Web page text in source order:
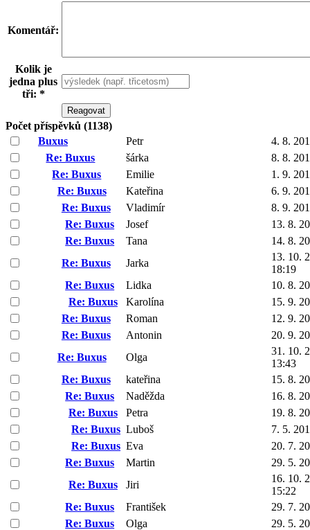
Komentář:
Kolik je
jedna plus
tři: *
Počet příspěvků (1138)
Buxus
Petr
4. 8.
Re: Buxus
šárka
8. 8.
Re: Buxus
Emilie
1. 9.
Re: Buxus
Kateřina
6. 9.
Re: Buxus
Vladimír
8. 9.
Re: Buxus
Josef
13. 8.
Re: Buxus
Tana
14. 8.
Re: Buxus
Jarka
13. 10.
18:19
Re: Buxus
Lidka
10. 8.
Re: Buxus
Karolína
15. 9.
Re: Buxus
Roman
12. 9.
Re: Buxus
Antonin
20. 9.
Re: Buxus
Olga
31. 10.
13:43
Re: Buxus
kateřina
15. 8.
Re: Buxus
Naděžda
16. 8.
Re: Buxus
Petra
19. 8.
Re: Buxus Luboš
7. 5.
Re: Buxus Eva
20. 7.
Re: Buxus
Martin
29. 5.
Re: Buxus
Jiri
16. 10.
15:22
Re: Buxus
František
29. 7.
Re: Buxus
Olga
29. 5.